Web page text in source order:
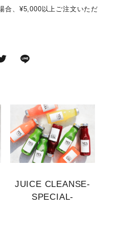
合、¥5,000以上ご注文いただ
JUICE CLEANSE-
SPECIAL-